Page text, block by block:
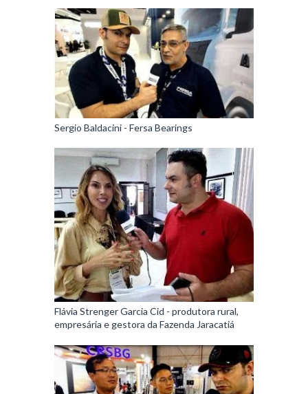
Sergio Baldacini - Fersa Bearings
Flávia Strenger Garcia Cid - produtora rural,
empresária e gestora da Fazenda Jaracatiá